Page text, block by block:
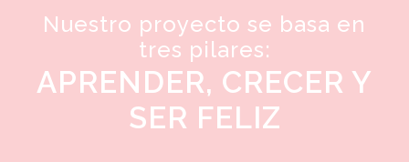
Nuestro proyecto se basa en
tres pilares:
APRENDER, CRECER Y
SER FELIZ